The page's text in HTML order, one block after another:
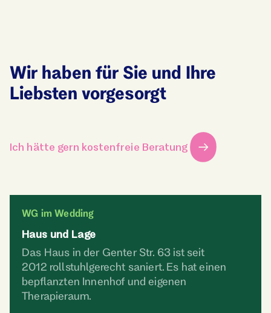
Wir haben für Sie und Ihre
Liebsten vorgesorgt
Ich hätte gern kostenfreie Beratung
WG im Wedding
Haus und Lage
Das Haus in der Genter Str. 63 ist seit
2012 rollstuhlgerecht saniert. Es hat einen
bepflanzten Innenhof und eigenen
Therapieraum.